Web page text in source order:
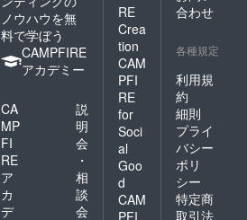
ノウハウを無
料で学ぼう
CAMPFIRE
アカデミー
CA
MP
FI
RE
ア
カ
デ
説
明
会
・
相
談
会
RE
Crea
tion
CAM
PFI
RE
for
Soci
al
Goo
d
CAM
PFI
合わせ
各種規定
利用規
約
細則
プライ
バシー
ポリ
シー
特定商
取引法